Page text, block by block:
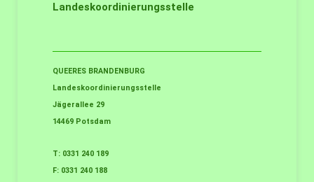
Landeskoordinierungsstelle
QUEERES BRANDENBURG
Landeskoordinierungsstelle
Jägerallee 29
14469 Potsdam
T: 0331 240 189
F: 0331 240 188